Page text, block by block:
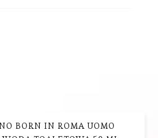
BORN IN ROMA UOMO